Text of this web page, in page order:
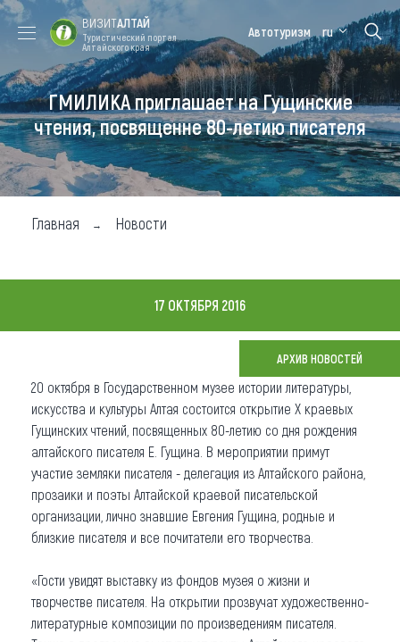
Форум VISIT
ALTAI
Цветение
маральника
Медицинский
форум
Алтайская
зимовка
Туры
Где побывать
Чем заняться
Где остановиться
Новости
Что привезти (сувениры)
О регионе
Коллекция впечатлений
Другие рубрики
ВИЗИТАЛТАЙ
Туристический портал
Алтайского края
Автотуризм ru
ГМИЛИКА приглашает на Гущинские
чтения, посвященне 80-летию писателя
Главная Новости
17 ОКТЯБРЯ 2016
АРХИВ НОВОСТЕЙ
20 октября в Государственном музее истории литературы,
искусства и культуры Алтая состоится открытие X краевых
Гущинских чтений, посвященных 80-летию со дня рождения
алтайского писателя Е. Гущина. В мероприятии примут
участие земляки писателя - делегация из Алтайского района,
прозаики и поэты Алтайской краевой писательской
организации, лично знавшие Евгения Гущина, родные и
близкие писателя и все почитатели его творчества.
«Гости увидят выставку из фондов музея о жизни и
творчестве писателя. На открытии прозвучат художественно-
литературные композиции по произведениям писателя.